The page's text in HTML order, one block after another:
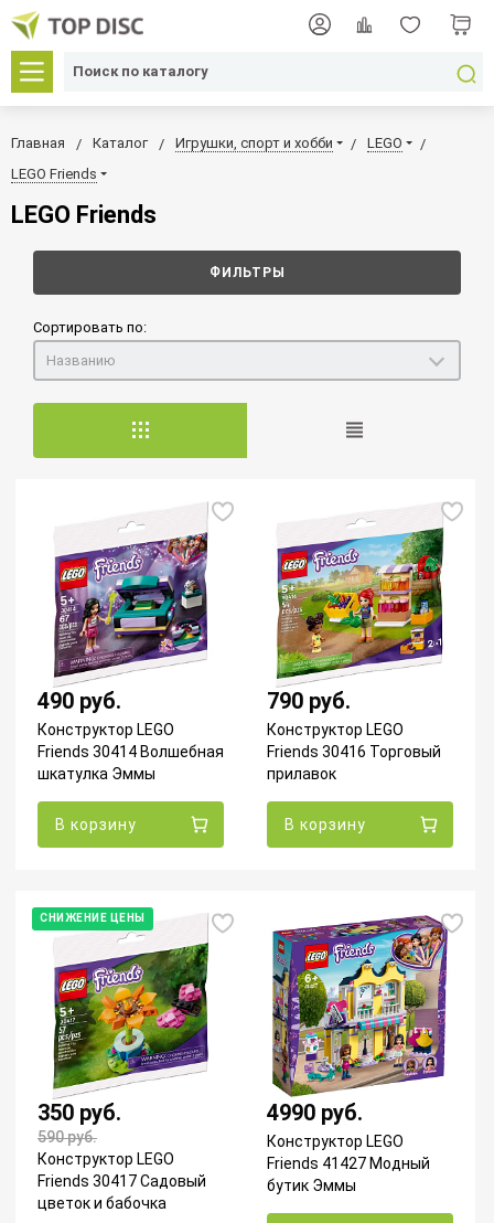
Главная Каталог Игрушки, спорт и хобби
LEGO
LEGO Friends
LEGO Friends
ФИЛЬТРЫ
Сортировать по:
Названию
490 руб.
Конструктор LEGO
Friends 30414 Волшебная
шкатулка Эммы
В корзину
790 руб.
Конструктор LEGO
Friends 30416 Торговый
прилавок
В корзину
СНИЖЕНИЕ ЦЕНЫ
350 руб.
590руб.
Конструктор LEGO
Friends 30417 Садовый
цветок и бабочка
4990 руб.
Конструктор LEGO
Friends 41427 Модный
бутик Эммы